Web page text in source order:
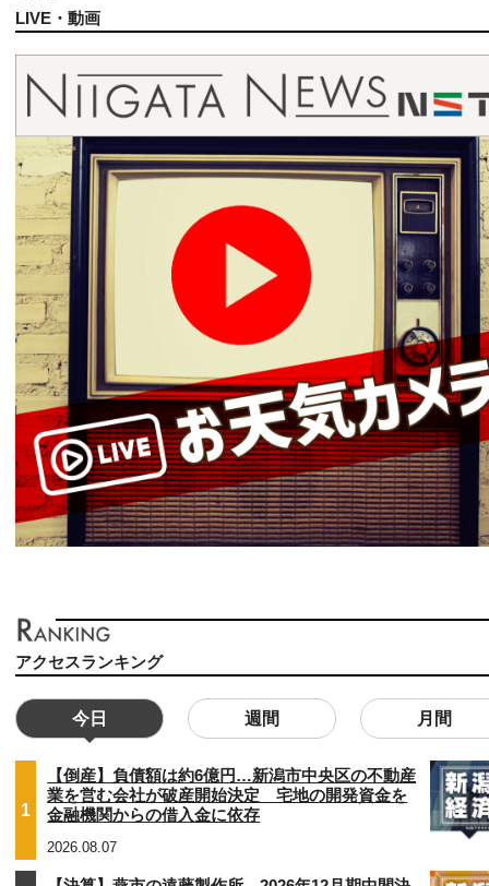
LIVE・動画
アクセスランキング
今日 週間 月間
1
【倒産】負債額は約6億円…新潟市中央区の不動産
業を営む会社が破産開始決定 宅地の開発資金を
金融機関からの借入金に依存
2026.08.07